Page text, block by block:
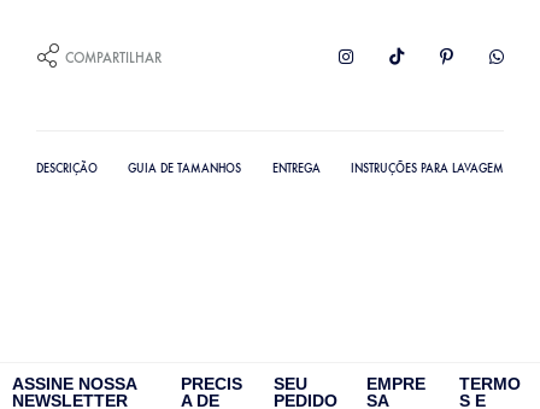
COMPARTILHAR
DESCRIÇÃO GUIA DE TAMANHOS ENTREGA INSTRUÇÕES PARA LAVAGEM
ASSINE NOSSA
NEWSLETTER
PRECIS
A DE
SEU
PEDIDO
EMPRE
SA
TERMO
S E